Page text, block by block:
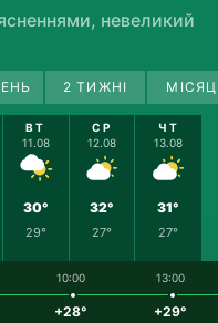
невеликий
2 ТИЖНІ
ВТ
11.08
30°
29°
СР
12.08
32°
27°
ЧТ
13.08
31°
27°
10:00
+28°
13:00
+29°